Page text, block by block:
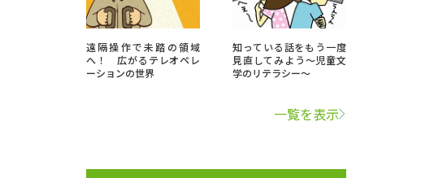
大学検索
調べる
遠隔操作で未踏の領域
へ！ 広がるテレオペレ
ーションの世界
知っている話をもう一度
見直してみよう～児童文
学のリテラシー～
一覧を表示